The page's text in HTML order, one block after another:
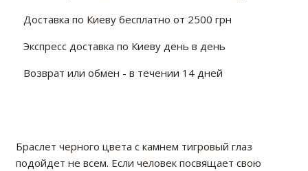
Доставка по Киеву бесплатно от 2500 грн
Экспресс доставка по Киеву день в день
Возврат или обмен - в течении 14 дней
Браслет черного цвета с камнем тигровый глаз
подойдет не всем. Если человек посвящает свою